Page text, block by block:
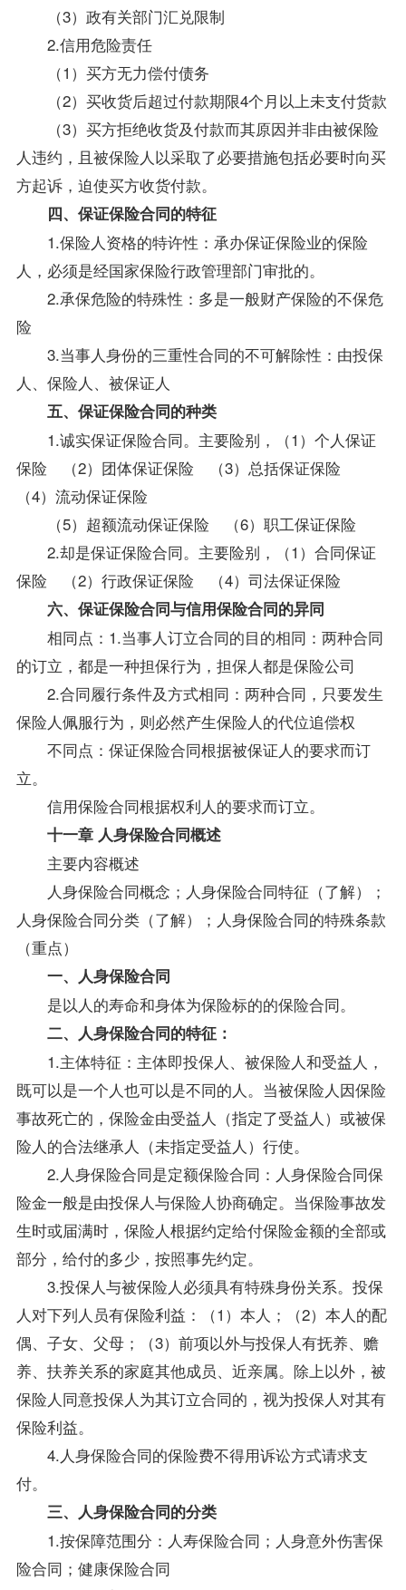
（3）政有关部门汇兑限制
2.信用危险责任
（1）买方无力偿付债务
（2）买收货后超过付款期限4个月以上未支付货款
（3）买方拒绝收货及付款而其原因并非由被保险
人违约，且被保险人以采取了必要措施包括必要时向买
方起诉，迫使买方收货付款。
四、保证保险合同的特征
1.保险人资格的特许性：承办保证保险业的保险
人，必须是经国家保险行政管理部门审批的。
2.承保危险的特殊性：多是一般财产保险的不保危
险
3.当事人身份的三重性合同的不可解除性：由投保
人、保险人、被保证人
五、保证保险合同的种类
1.诚实保证保险合同。主要险别，（1）个人保证
保险 （2）团体保证保险 （3）总括保证保险
（4）流动保证保险
（5）超额流动保证保险 （6）职工保证保险
2.却是保证保险合同。主要险别，（1）合同保证
保险 （2）行政保证保险 （4）司法保证保险
六、保证保险合同与信用保险合同的异同
相同点：1.当事人订立合同的目的相同：两种合同
的订立，都是一种担保行为，担保人都是保险公司
2.合同履行条件及方式相同：两种合同，只要发生
保险人佩服行为，则必然产生保险人的代位追偿权
不同点：保证保险合同根据被保证人的要求而订
立。
信用保险合同根据权利人的要求而订立。
十一章 人身保险合同概述
主要内容概述
人身保险合同概念；人身保险合同特征（了解）；
人身保险合同分类（了解）；人身保险合同的特殊条款
（重点）
一、人身保险合同
是以人的寿命和身体为保险标的的保险合同。
二、人身保险合同的特征：
1.主体特征：主体即投保人、被保险人和受益人，
既可以是一个人也可以是不同的人。当被保险人因保险
事故死亡的，保险金由受益人（指定了受益人）或被保
险人的合法继承人（未指定受益人）行使。
2.人身保险合同是定额保险合同：人身保险合同保
险金一般是由投保人与保险人协商确定。当保险事故发
生时或届满时，保险人根据约定给付保险金额的全部或
部分，给付的多少，按照事先约定。
3.投保人与被保险人必须具有特殊身份关系。投保
人对下列人员有保险利益：（1）本人；（2）本人的配
偶、子女、父母；（3）前项以外与投保人有抚养、赡
养、扶养关系的家庭其他成员、近亲属。除上以外，被
保险人同意投保人为其订立合同的，视为投保人对其有
保险利益。
4.人身保险合同的保险费不得用诉讼方式请求支
付。
三、人身保险合同的分类
1.按保障范围分：人寿保险合同；人身意外伤害保
险合同；健康保险合同